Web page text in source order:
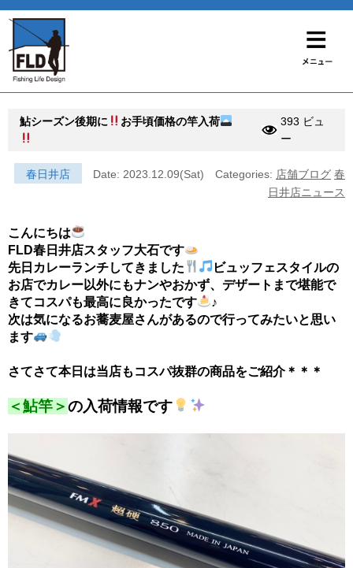
鮎シーズン後期に お手頃価格の竿入荷
393 ビュ
ー
春日井店 Date: 2023.12.09(Sat) Categories: 店舗ブログ 春
日井店ニュース
こんにちは
FLD春日井店スタッフ大石です
先日カレーランチしてきました
ビュッフェスタイルの
お店でカレー以外にもナンやおかず、デザートまで堪能で
きてコスパも最高に良かったです
♪
次は気になるお蕎麦屋さんがあるので行ってみたいと思い
ます
さてさて本日は当店もコスパ抜群の商品をご紹介＊＊＊
＜鮎竿＞の入荷情報です